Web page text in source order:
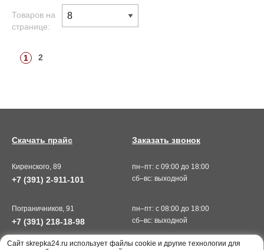
Товаров на
странице:
1 2
Киренского, 89
+7 (391) 2-911-101
пн–пт: с 09:00 до 18:00
сб–вс: выходной
Пограничников, 91
+7 (391) 218-18-98
пн–пт: с 08:00 до 18:00
сб–вс: выходной
Заказать звонок
Скачать прайс
Cайт skrepka24.ru использует файлы cookie и другие технологии для